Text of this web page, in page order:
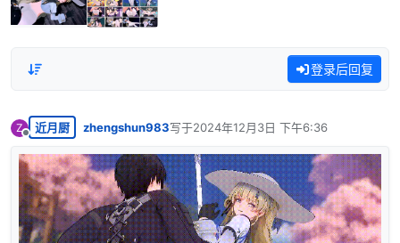
登录后回复
Z
离线
近月厨 zhengshun983写于2024年12月3日 下午6:36
最后由 编辑